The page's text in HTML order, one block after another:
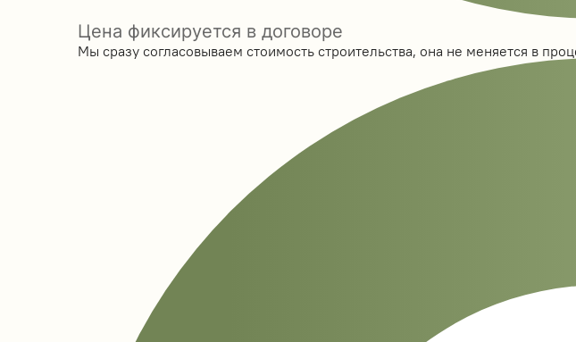
Цена фиксируется в договоре
Мы сразу согласовываем стоимость строительства, она не меняется в